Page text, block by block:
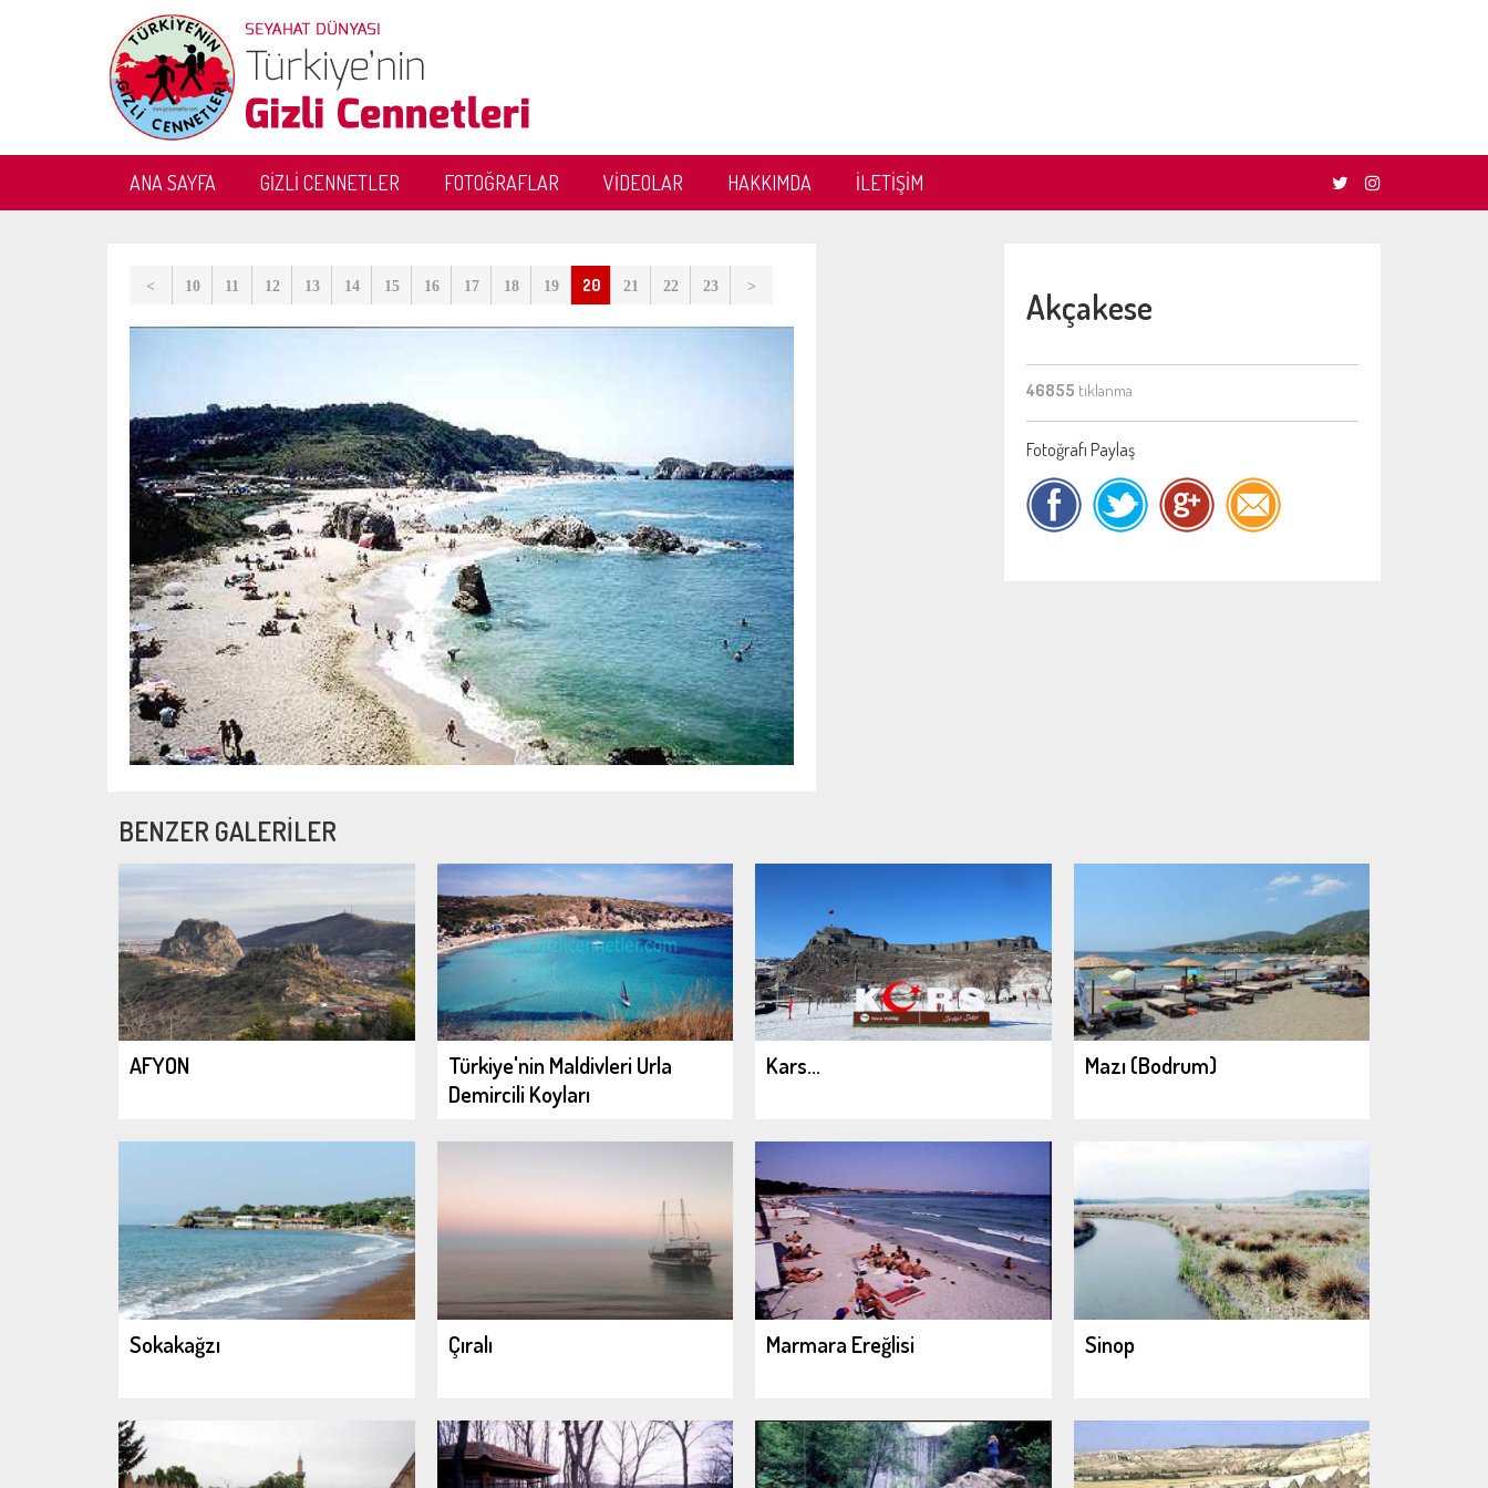
ANA SAYFA GİZLİ CENNETLER FOTOĞRAFLAR VİDEOLAR HAKKIMDA İLETİŞİM
< 10 11 12 13 14 15 16 17 18 19 20 21 22 23 > Akçakese
46855 tıklanma
Fotoğrafı Paylaş
BENZER GALERİLER
AFYON
Türkiye'nin Maldivleri Urla
Demircili Koyları
Kars... Mazı (Bodrum)
Sokakağzı Çıralı Marmara Ereğlisi Sinop